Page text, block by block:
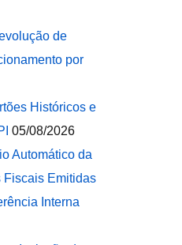
de
por
Históricos e
05/08/2026
Automático da
Fiscais Emitidas
Interna